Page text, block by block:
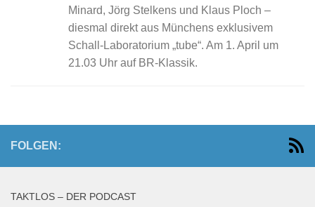
Minard, Jörg Stelkens und Klaus Ploch –
diesmal direkt aus Münchens exklusivem
Schall-Laboratorium „tube“. Am 1. April um
21.03 Uhr auf BR-Klassik.
FOLGEN:
TAKTLOS – DER PODCAST